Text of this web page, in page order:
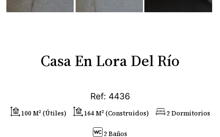
Casa En Lora Del Río
Ref: 4436
100 M² (útiles) 164 M² (construidos) 2 Dormitorios
2 Baños